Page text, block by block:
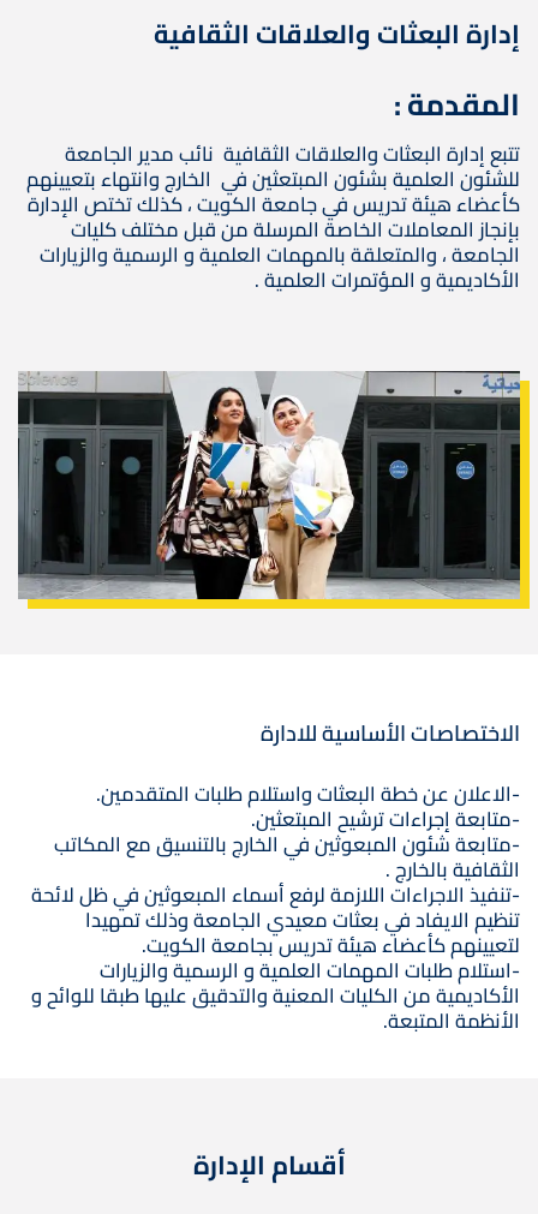
إدارة البعثات والعلاقات الثقافية
المقدمة :
تتبع إدارة البعثات والعلاقات الثقافية نائب مدير الجامعة
للشئون العلمية بشئون المبتعثين في الخارج وانتهاء بتعيينهم
كأعضاء هيئة تدريس في جامعة الكويت ، كذلك تختص الإدارة
بإنجاز المعاملات الخاصة المرسلة من قبل مختلف كليات
الجامعة ، والمتعلقة بالمهمات العلمية و الرسمية والزيارات
الأكاديمية و المؤتمرات العلمية .
صورة
الاختصاصات الأساسية للادارة
-الاعلان عن خطة البعثات واستلام طلبات المتقدمين.
-متابعة إجراءات ترشيح المبتعثين.
-متابعة شئون المبعوثين في الخارج بالتنسيق مع المكاتب
الثقافية بالخارج .
-تنفيذ الاجراءات اللازمة لرفع أسماء المبعوثين في ظل لائحة
تنظيم الايفاد في بعثات معيدي الجامعة وذلك تمهيدا
لتعيينهم كأعضاء هيئة تدريس بجامعة الكويت.
-استلام طلبات المهمات العلمية و الرسمية والزيارات
الأكاديمية من الكليات المعنية والتدقيق عليها طبقا للوائح و
الأنظمة المتبعة.
أقسام الإدارة